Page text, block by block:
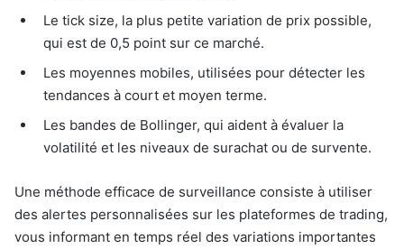
Le tick size, la plus petite variation de prix possible,
qui est de 0,5 point sur ce marché.
Les moyennes mobiles, utilisées pour détecter les
tendances à court et moyen terme.
Les bandes de Bollinger, qui aident à évaluer la
volatilité et les niveaux de surachat ou de survente.
Une méthode efficace de surveillance consiste à utiliser
des alertes personnalisées sur les plateformes de trading,
vous informant en temps réel des variations importantes